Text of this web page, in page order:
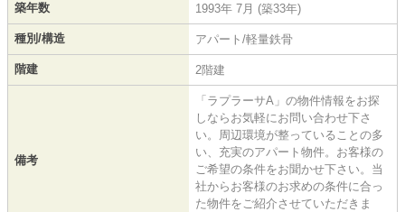
築年数 1993年 7月 (築33年)
種別/構造 アパート/軽量鉄骨
階建 2階建
備考
「ラプラーサA」の物件情報をお探
しならお気軽にお問い合わせ下さ
い。周辺環境が整っていることの多
い、充実のアパート物件。お客様の
ご希望の条件をお聞かせ下さい。当
社からお客様のお求めの条件に合っ
た物件をご紹介させていただきま